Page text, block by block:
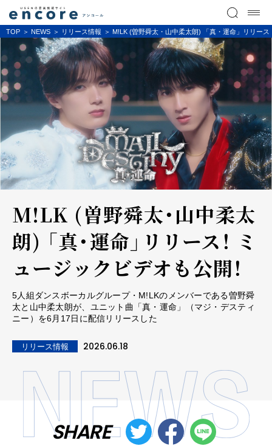
TOP NEWS リリース情報 M!LK (曽野舜太・山中柔太朗) 「真・運命」リリー
M!LK (曽野舜太・山中柔太
朗) 「真・運命」リリース！ ミ
ュージックビデオも公開！
5人組ダンスボーカルグループ・M!LKのメンバーである曽野舜
太と山中柔太朗が、ユニット曲「真・運命」（マジ・デスティ
ニー）を6月17日に配信リリースした
リリース情報 2026.06.18
SHARE